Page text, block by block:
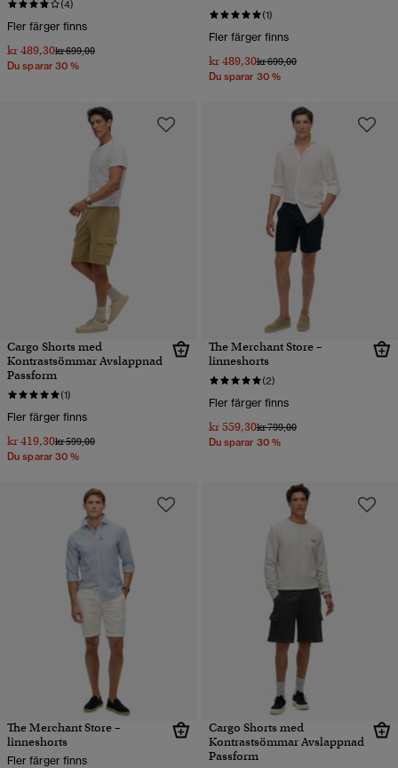
(4)
Fler färger finns
kr 489,30Pris reducerat från
kr 699,00till
Du sparar 30 %
(1)
Fler färger finns
kr 489,30Pris reducerat från
kr 699,00till
Du sparar 30 %
Cargo Shorts med
Kontrastsömmar Avslappnad
Passform
(1)
Fler färger finns
kr 419,30Pris reducerat från
kr 599,00till
Du sparar 30 %
The Merchant Store –
linneshorts
(2)
Fler färger finns
kr 559,30Pris reducerat från
kr 799,00till
Du sparar 30 %
The Merchant Store –
linneshorts
Fler färger finns
Cargo Shorts med
Kontrastsömmar Avslappnad
Passform